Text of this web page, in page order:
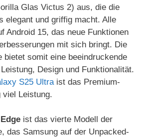
Glas Victus 2) aus, die die
elegant und griffig macht. Alle
Android 15, das neue Funktionen
mit sich bringt. Die
bietet somit eine beeindruckende
Design und Funktionalität.
S25 Ultraist das Premium-
viel Leistung.
ist das vierte Modell der
das Samsung auf der Unpacked-